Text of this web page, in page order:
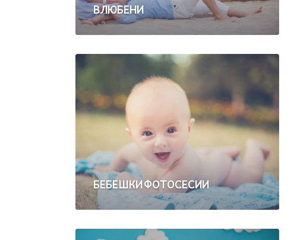
ВЛЮБЕНИ
БЕБЕШКИ ФОТОСЕСИИ